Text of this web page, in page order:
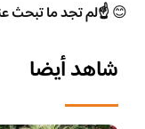
😊☝️لم تجد ما تبحث
شاهد أيضا